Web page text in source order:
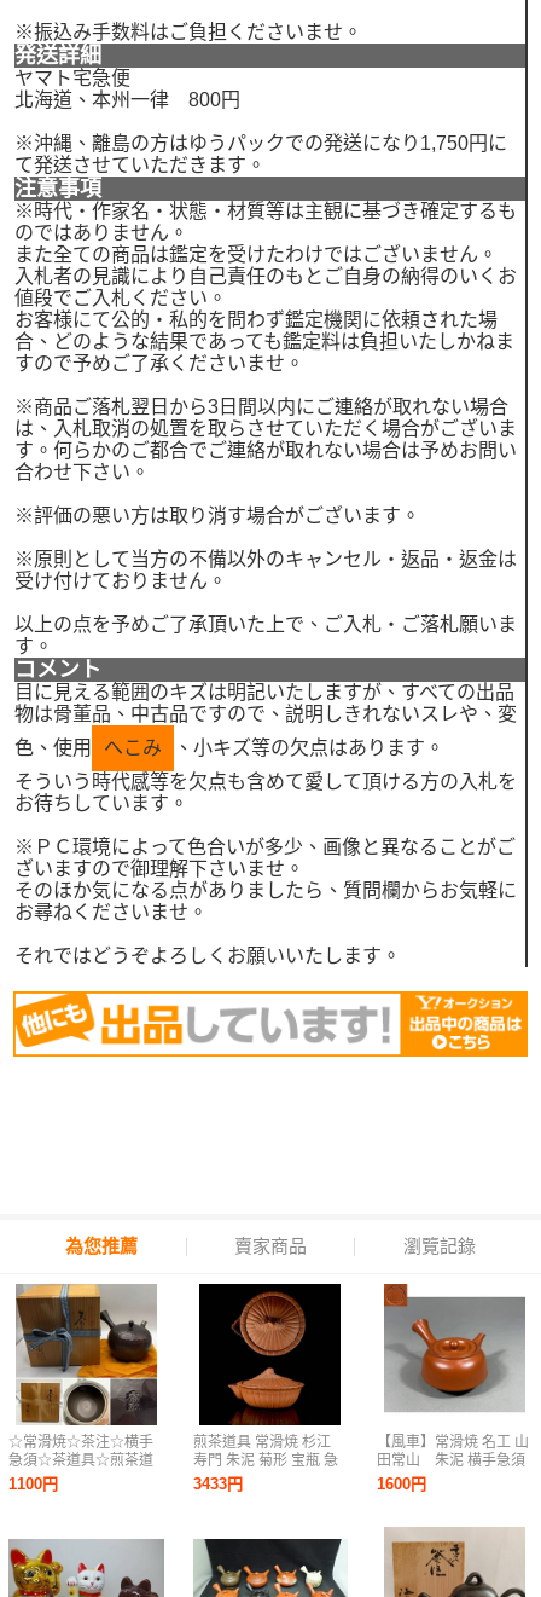
※振込み手数料はご負担くださいませ。
発送詳細
ヤマト宅急便
北海道、本州一律 800円
※沖縄、離島の方はゆうパックでの発送になり1,750円に
て発送させていただきます。
注意事項
※時代・作家名・状態・材質等は主観に基づき確定するも
のではありません。
また全ての商品は鑑定を受けたわけではございません。
入札者の見識により自己責任のもとご自身の納得のいくお
値段でご入札ください。
お客様にて公的・私的を問わず鑑定機関に依頼された場
合、どのような結果であっても鑑定料は負担いたしかねま
すので予めご了承くださいませ。
※商品ご落札翌日から3日間以内にご連絡が取れない場合
は、入札取消の処置を取らさせていただく場合がございま
す。何らかのご都合でご連絡が取れない場合は予めお問い
合わせ下さい。
※評価の悪い方は取り消す場合がございます。
※原則として当方の不備以外のキャンセル・返品・返金は
受け付けておりません。
以上の点を予めご了承頂いた上で、ご入札・ご落札願いま
す。
コメント
目に見える範囲のキズは明記いたしますが、すべての出品
物は骨董品、中古品ですので、説明しきれないスレや、変
色、使用
へこみ
、小キズ等の欠点はあります。
そういう時代感等を欠点も含めて愛して頂ける方の入札を
お待ちしています。
※ＰＣ環境によって色合いが多少、画像と異なることがご
ざいますので御理解下さいませ。
そのほか気になる点がありましたら、質問欄からお気軽に
お尋ねくださいませ。
それではどうぞよろしくお願いいたします。
為您推薦 賣家商品 瀏覽記錄
☆常滑焼☆茶注☆横手
急須☆茶道具☆煎茶道
具☆肥田香敏☆共布☆
1100円
煎茶道具 常滑焼 杉江
寿門 朱泥 菊形 宝瓶 急
須 茶注 【5c07094 3/4
3433円
【風車】常滑焼 名工 山
田常山 朱泥 横手急須
▲在銘▲茶注 煎茶道具
1600円